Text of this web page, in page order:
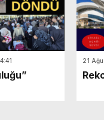
bunu neden
iki takımı
21